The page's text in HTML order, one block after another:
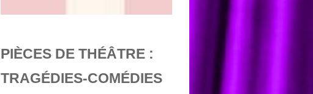
PIÈCES DE THÉÂTRE :
TRAGÉDIES-COMÉDIES